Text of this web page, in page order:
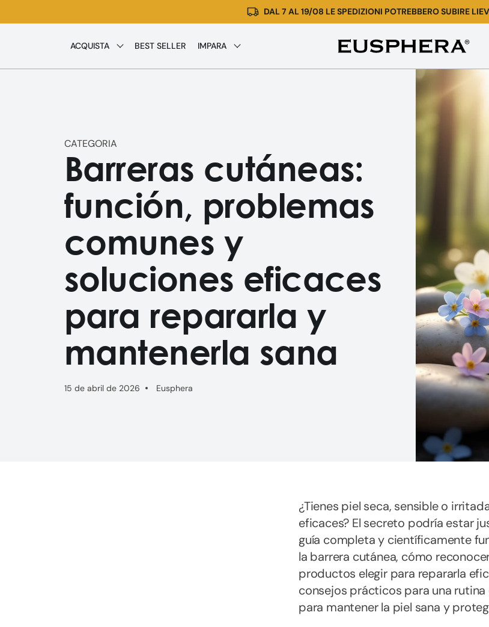
directamente
DAL 7 AL 19/08 LE SPEDIZIONI POTREBBERO SUBIRE
ACQUISTA BEST SELLER IMPARA
para
Repararla
CATEGORIA
Barreras cutáneas:
función, problemas
comunes y
soluciones eficaces
para repararla y
mantenerla sana
15 de abril de 2026 Eusphera
¿Tienes piel seca, sensible o
eficaces? El secreto podría estar
guía completa y científicamente
la barrera cutánea, cómo
productos elegir para repararla
consejos prácticos para una
para mantener la piel sana y